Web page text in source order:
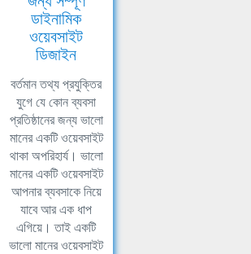
ডাইনামিক
ওয়েবসাইট
ডিজাইন
বর্তমান তথ্য প্রযুক্তির
যুগে যে কোন ব্যবসা
প্রতিষ্ঠানের জন্য ভালো
মানের একটি ওয়েবসাইট
থাকা অপরিহার্য। ভালো
মানের একটি ওয়েবসাইট
আপনার ব্যবসাকে নিয়ে
যাবে আর এক ধাপ
এগিয়ে। তাই একটি
ভালো মানের ওয়েবসাইট